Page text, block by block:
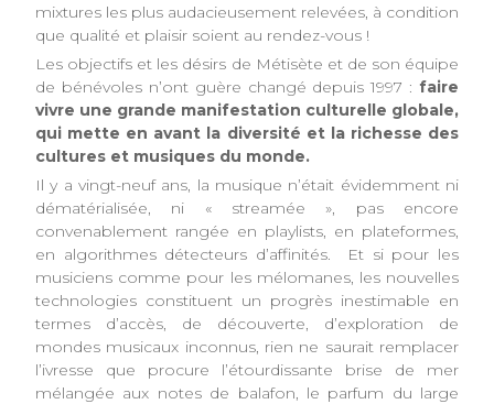
mixtures les plus audacieusement relevées, à condition
que qualité et plaisir soient au rendez-vous !
Les objectifs et les désirs de Métisète et de son équipe
de bénévoles n’ont guère changé depuis 1997 : faire
vivre une grande manifestation culturelle globale,
qui mette en avant la diversité et la richesse des
cultures et musiques du monde.
Il y a vingt-neuf ans, la musique n’était évidemment ni
dématérialisée, ni « streamée », pas encore
convenablement rangée en playlists, en plateformes,
en algorithmes détecteurs d’affinités. Et si pour les
musiciens comme pour les mélomanes, les nouvelles
technologies constituent un progrès inestimable en
termes d’accès, de découverte, d’exploration de
mondes musicaux inconnus, rien ne saurait remplacer
l’ivresse que procure l’étourdissante brise de mer
mélangée aux notes de balafon, le parfum du large